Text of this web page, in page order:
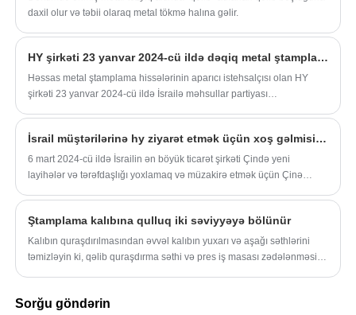
daxil olur və təbii olaraq metal tökmə halına gəlir.
HY şirkəti 23 yanvar 2024-cü ildə dəqiq metal ştamplama hissələrini İsrailə göndərdi
Həssas metal ştamplama hissələrinin aparıcı istehsalçısı olan HY
şirkəti 23 yanvar 2024-cü ildə İsrailə məhsullar partiyası
kapitallaşdırmaq məqsədi daşıyır. Yaxın Şərqdən yüksək keyfiyyətli
metal ştamplamalar.
İsrail müştərilərinə hy ziyarət etmək üçün xoş gəlmisiniz
6 mart 2024-cü ildə İsrailin ən böyük ticarət şirkəti Çində yeni
layihələr və tərəfdaşlığı yoxlamaq və müzakirə etmək üçün Çinə
Ştamplama kalıbına qulluq iki səviyyəyə bölünür
Kalıbın quraşdırılmasından əvvəl kalıbın yuxarı və aşağı səthlərini
təmizləyin ki, qəlib quraşdırma səthi və pres iş masası zədələnməsin
Sorğu göndərin